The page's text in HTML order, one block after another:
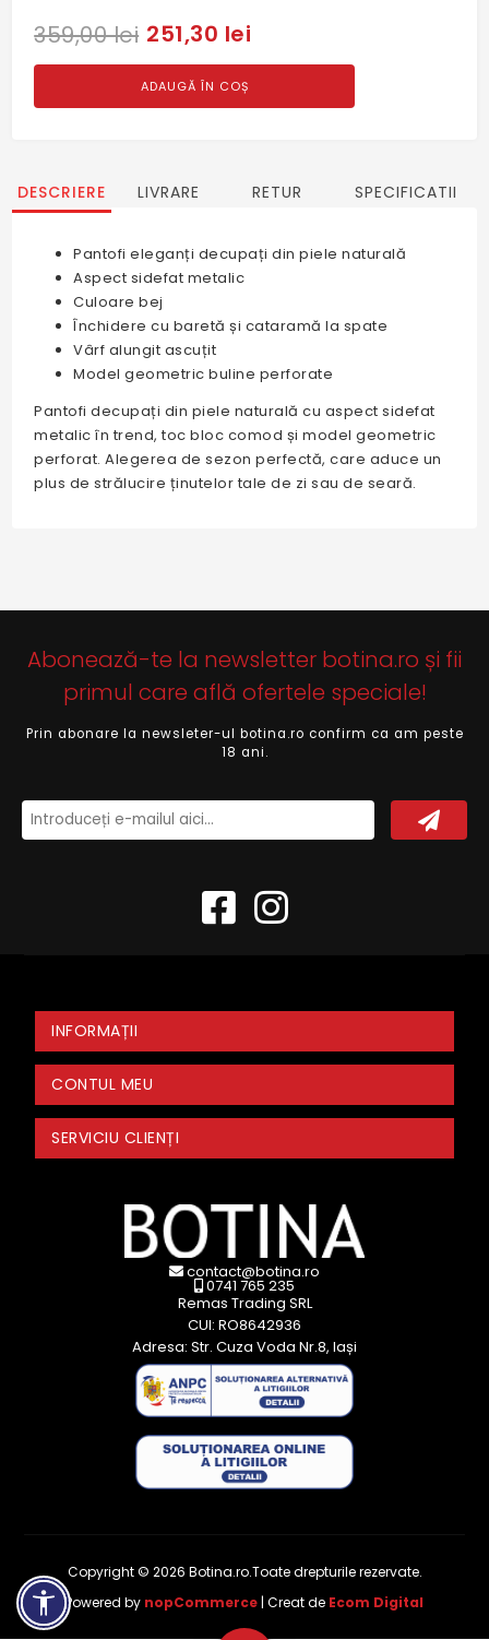
359,00 lei 251,30 lei
ADAUGĂ ÎN COȘ
DESCRIERE LIVRARE RETUR SPECIFICATII
Pantofi eleganți decupați din piele naturală
Aspect sidefat metalic
Culoare bej
Închidere cu baretă și cataramă la spate
Vârf alungit ascuțit
Model geometric buline perforate
Pantofi decupați din piele naturală cu aspect sidefat
metalic în trend, toc bloc comod și model geometric
perforat. Alegerea de sezon perfectă, care aduce un
plus de strălucire ținutelor tale de zi sau de seară.
Abonează-te la newsletter botina.ro și fii
primul care află ofertele speciale!
Prin abonare la newsleter-ul botina.ro confirm ca am peste
18 ani.
INFORMAȚII
CONTUL MEU
SERVICIU CLIENȚI
contact@botina.ro
0741 765 235
Remas Trading SRL
CUI: RO8642936
Adresa: Str. Cuza Voda Nr.8, Iași
Copyright © 2026 Botina.ro.Toate drepturile rezervate.
Powered by nopCommerce | Creat de Ecom Digital